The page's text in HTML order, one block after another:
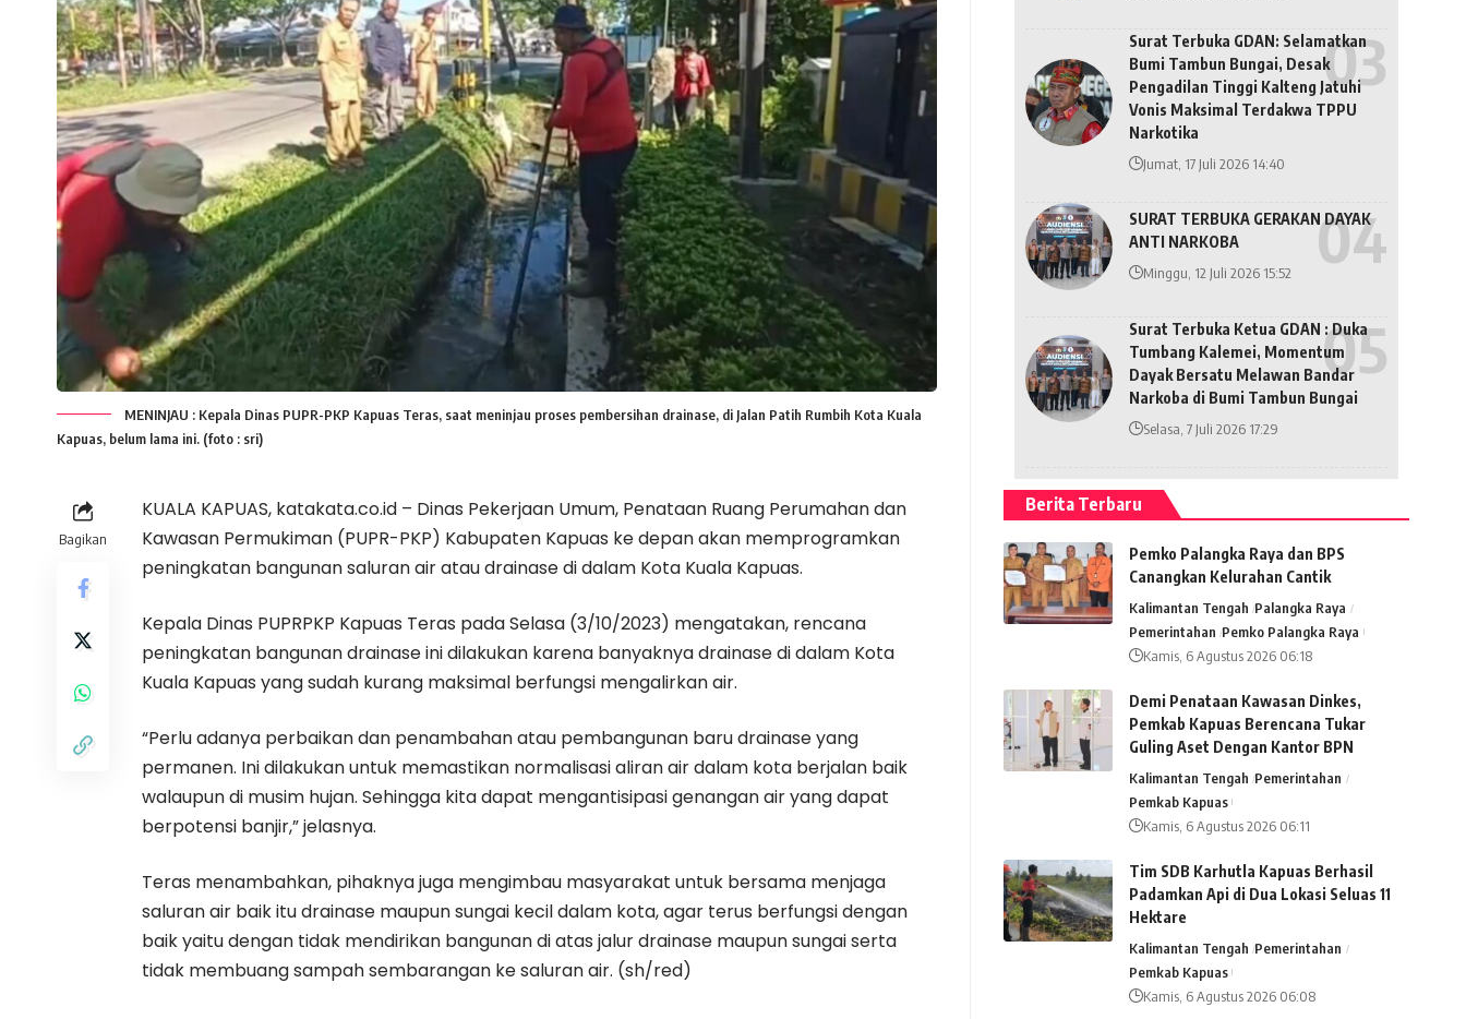
MENINJAU : Kepala Dinas PUPR-PKP Kapuas Teras, saat meninjau proses pembersihan drainase, di Jalan Patih Rumbih Kota Kuala
Kapuas, belum lama ini. (foto : sri)
Bagikan
KUALA KAPUAS, katakata.co.id – Dinas Pekerjaan Umum, Penataan Ruang Perumahan dan
Kawasan Permukiman (PUPR-PKP) Kabupaten Kapuas ke depan akan memprogramkan
peningkatan bangunan saluran air atau drainase di dalam Kota Kuala Kapuas.
Kepala Dinas PUPRPKP Kapuas Teras pada Selasa (3/10/2023) mengatakan, rencana
peningkatan bangunan drainase ini dilakukan karena banyaknya drainase di dalam Kota
Kuala Kapuas yang sudah kurang maksimal berfungsi mengalirkan air.
“Perlu adanya perbaikan dan penambahan atau pembangunan baru drainase yang
permanen. Ini dilakukan untuk memastikan normalisasi aliran air dalam kota berjalan baik
walaupun di musim hujan. Sehingga kita dapat mengantisipasi genangan air yang dapat
berpotensi banjir,” jelasnya.
Teras menambahkan, pihaknya juga mengimbau masyarakat untuk bersama menjaga
saluran air baik itu drainase maupun sungai kecil dalam kota, agar terus berfungsi dengan
baik yaitu dengan tidak mendirikan bangunan di atas jalur drainase maupun sungai serta
tidak membuang sampah sembarangan ke saluran air. (sh/red)
Surat Terbuka GDAN: Selamatkan
Bumi Tambun Bungai, Desak
Pengadilan Tinggi Kalteng Jatuhi
Vonis Maksimal Terdakwa TPPU
Narkotika
Jumat, 17 Juli 2026 14:40
SURAT TERBUKA GERAKAN DAYAK
ANTI NARKOBA
Minggu, 12 Juli 2026 15:52
Surat Terbuka Ketua GDAN : Duka
Tumbang Kalemei, Momentum
Dayak Bersatu Melawan Bandar
Narkoba di Bumi Tambun Bungai
Selasa, 7 Juli 2026 17:29
Berita Terbaru
Pemko Palangka Raya dan BPS
Canangkan Kelurahan Cantik
Kalimantan Tengah Palangka Raya
Pemerintahan Pemko Palangka Raya
Kamis, 6 Agustus 2026 06:18
Demi Penataan Kawasan Dinkes,
Pemkab Kapuas Berencana Tukar
Guling Aset Dengan Kantor BPN
Kalimantan Tengah Pemerintahan
Pemkab Kapuas
Kamis, 6 Agustus 2026 06:11
Tim SDB Karhutla Kapuas Berhasil
Padamkan Api di Dua Lokasi Seluas 11
Hektare
Kalimantan Tengah Pemerintahan
Pemkab Kapuas
Kamis, 6 Agustus 2026 06:08